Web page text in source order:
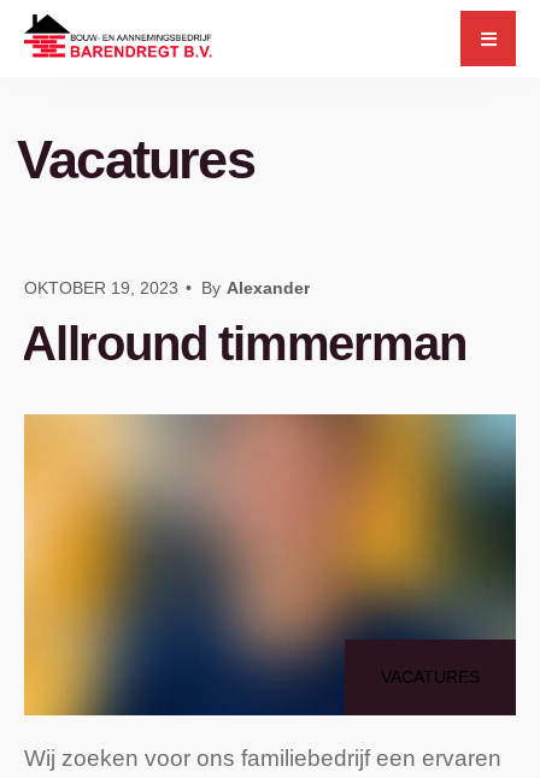
Skip
Vacatures
OKTOBER 19, 2023 • By Alexander
Allround timmerman
VACATURES
Wij zoeken voor ons familiebedrijf een ervaren